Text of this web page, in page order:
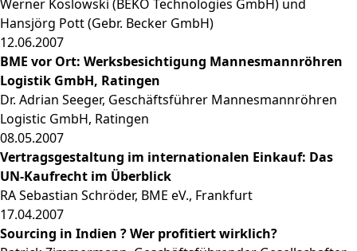
Werner Koslowski (BEKO Technologies GmbH) und
Hansjörg Pott (Gebr. Becker GmbH)
12.06.2007
BME vor Ort: Werksbesichtigung Mannesmannröhren
Logistik GmbH, Ratingen
Dr. Adrian Seeger, Geschäftsführer Mannesmannröhren
Logistic GmbH, Ratingen
08.05.2007
Vertragsgestaltung im internationalen Einkauf: Das
UN-Kaufrecht im Überblick
RA Sebastian Schröder, BME eV., Frankfurt
17.04.2007
Sourcing in Indien ? Wer profitiert wirklich?